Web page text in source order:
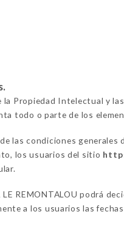
Propiedad Intelectual y
todo o parte de los
las condiciones
los usuarios del sitio
REMONTALOU podrá
a los usuarios las